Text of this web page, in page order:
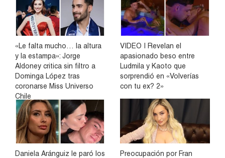
«Le falta mucho… la altura
y la estampa»: Jorge
Aldoney critica sin filtro a
Dominga López tras
coronarse Miss Universo
Chile
VIDEO | Revelan el
apasionado beso entre
Ludmila y Kaoto que
sorprendió en «Volverías
con tu ex? 2»
Daniela Aránguiz le paró los
Preocupación por Fran